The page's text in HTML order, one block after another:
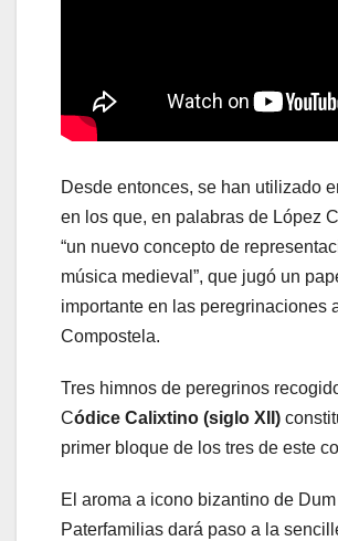
Desde entonces, se han utilizado
en los que, en palabras de López
“un nuevo concepto de
música medieval”, que jugó un
importante en las peregrinaciones
Compostela.
Tres himnos de peregrinos
Códice Calixtino (siglo XII)
primer bloque de los tres de este
El aroma a icono bizantino de Dum
Paterfamilias dará paso a la